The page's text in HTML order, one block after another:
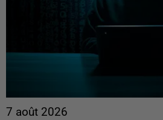
7 août 2026